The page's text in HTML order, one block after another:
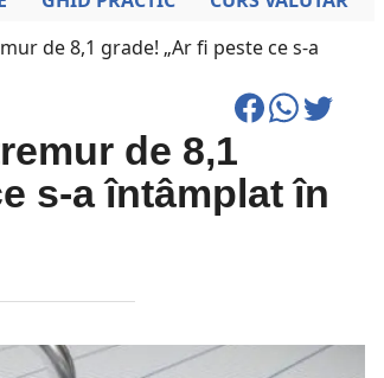
de 8,1 grade! „Ar fi peste ce s-a
de 8,1
s-a întâmplat în